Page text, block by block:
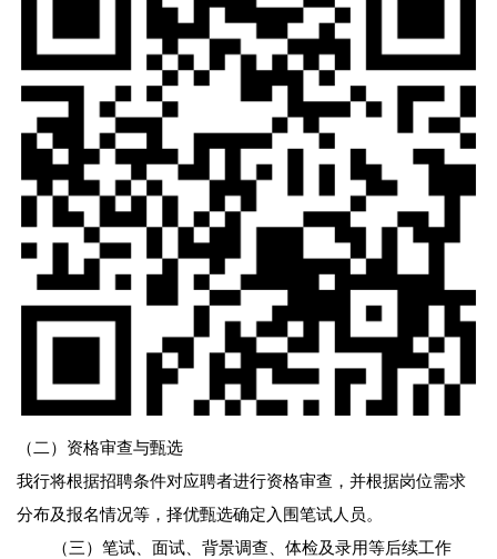
（二）资格审查与甄选
我行将根据招聘条件对应聘者进行资格审查，并根据岗位需求
分布及报名情况等，择优甄选确定入围笔试人员。
（三）笔试、面试、背景调查、体检及录用等后续工作